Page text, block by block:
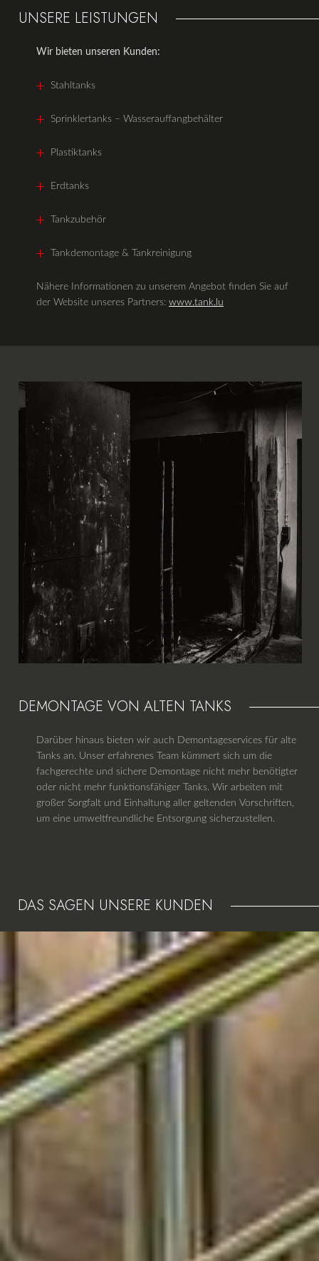
UNSERE LEISTUNGEN
Wir bieten unseren Kunden:
Stahltanks
Sprinklertanks – Wasserauffangbehälter
Plastiktanks
Erdtanks
Tankzubehör
Tankdemontage & Tankreinigung
Nähere Informationen zu unserem Angebot finden Sie auf
der Website unseres Partners: www.tank.lu
DEMONTAGE VON ALTEN TANKS
Darüber hinaus bieten wir auch Demontageservices für alte
Tanks an. Unser erfahrenes Team kümmert sich um die
fachgerechte und sichere Demontage nicht mehr benötigter
oder nicht mehr funktionsfähiger Tanks. Wir arbeiten mit
großer Sorgfalt und Einhaltung aller geltenden Vorschriften,
um eine umweltfreundliche Entsorgung sicherzustellen.
DAS SAGEN UNSERE KUNDEN